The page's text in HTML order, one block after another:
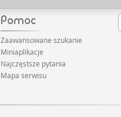
Zaawansowane szukanie
Miniaplikacje
Najczęstsze pytania
Mapa serwisu